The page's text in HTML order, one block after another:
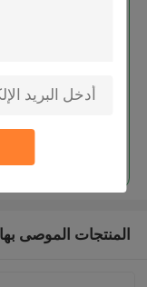
المنتجات الموصى بها